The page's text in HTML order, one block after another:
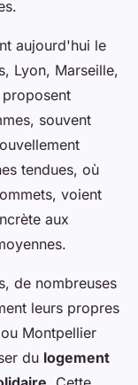
aujourd'hui le
Lyon, Marseille,
souvent
tendues, où
voient
aux
de nombreuses
leurs propres
Montpellier
du logement